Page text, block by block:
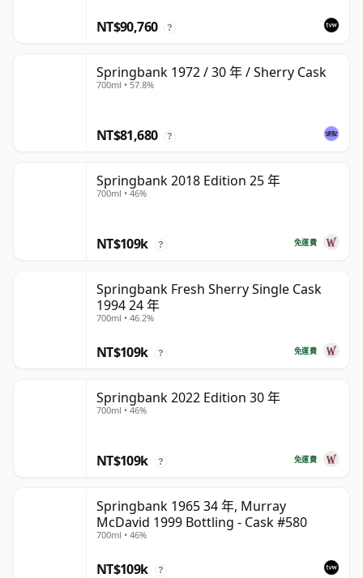
NT$90,760 ?
Springbank 1972 / 30 年 / Sherry Cask
700ml • 57.8%
NT$81,680 ?
Springbank 2018 Edition 25 年
700ml • 46%
免運費
NT$109k ?
Springbank Fresh Sherry Single Cask
1994 24 年
700ml • 46.2%
免運費
NT$109k ?
Springbank 2022 Edition 30 年
700ml • 46%
免運費
NT$109k ?
Springbank 1965 34 年, Murray
McDavid 1999 Bottling - Cask #580
700ml • 46%
NT$109k ?